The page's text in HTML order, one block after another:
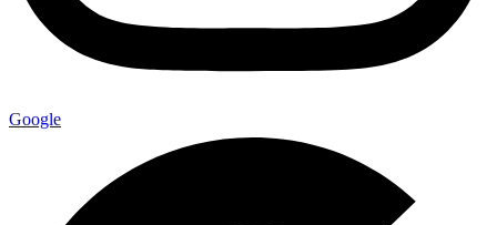
Google